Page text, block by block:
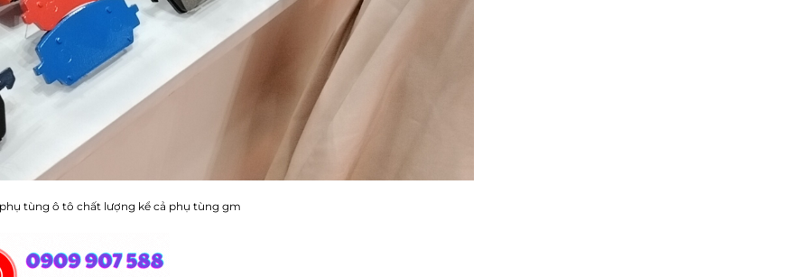
tùng ô tô chất lượng kể cả phụ tùng gm